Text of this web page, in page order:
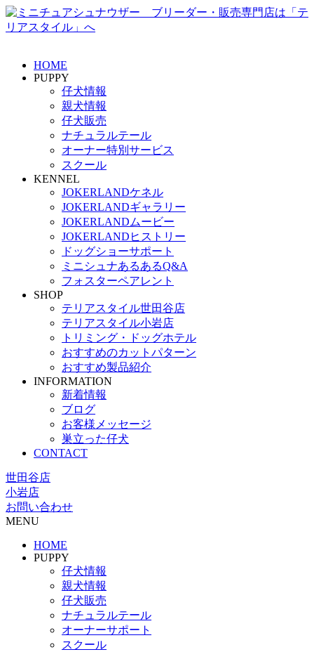
HOME
PUPPY
仔犬情報
親犬情報
仔犬販売
ナチュラルテール
オーナー特別サービス
スクール
KENNEL
JOKERLANDケネル
JOKERLANDギャラリー
JOKERLANDムービー
JOKERLANDヒストリー
ドッグショーサポート
ミニシュナあるあるQ&A
フォスターペアレント
SHOP
テリアスタイル世田谷店
テリアスタイル小岩店
トリミング・ドッグホテル
おすすめのカットパターン
おすすめ製品紹介
INFORMATION
新着情報
ブログ
お客様メッセージ
巣立った仔犬
CONTACT
世田谷店
小岩店
お問い合わせ
MENU
HOME
PUPPY
仔犬情報
親犬情報
仔犬販売
ナチュラルテール
オーナーサポート
スクール